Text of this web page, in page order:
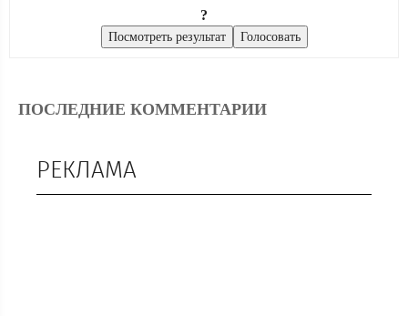
?
ПОСЛЕДНИЕ КОММЕНТАРИИ
РЕКЛАМА